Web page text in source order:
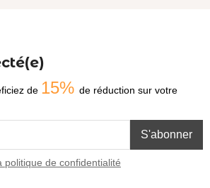
de 15% de réduction sur votre
S'abonner
politique de confidentialité